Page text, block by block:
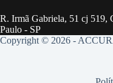
R. Irmã Gabriela, 51 cj 519,
Paulo - SP
Copyright © 2026 -